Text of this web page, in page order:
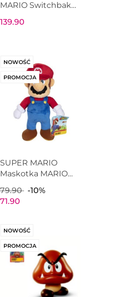
MARIO Switchbak
PACIFIC 41180
139.90
NOWOŚĆ
PROMOCJA
SUPER MARIO
Maskotka MARIO
PACIFIC 40947
79.90
-10%
71.90
NOWOŚĆ
PROMOCJA